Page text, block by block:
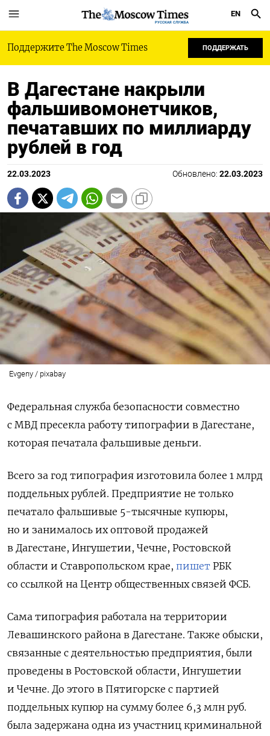
РУССКАЯ СЛУЖБА
EN
Поддержите The Moscow Times ПОДДЕРЖАТЬ
В Дагестане накрыли
фальшивомонетчиков,
печатавших по миллиарду
рублей в год
22.03.2023 Обновлено: 22.03.2023
Evgeny / pixabay
Федеральная служба безопасности совместно
с МВД пресекла работу типографии в Дагестане,
которая печатала фальшивые деньги.
Всего за год типография изготовила более 1 млрд
поддельных рублей. Предприятие не только
печатало фальшивые 5-тысячные купюры,
но и занималось их оптовой продажей
в Дагестане, Ингушетии, Чечне, Ростовской
области и Ставропольском крае, пишет РБК
со ссылкой на Центр общественных связей ФСБ.
Сама типография работала на территории
Левашинского района в Дагестане. Также обыски,
связанные с деятельностью предприятия, были
проведены в Ростовской области, Ингушетии
и Чечне. До этого в Пятигорске с партией
поддельных купюр на сумму более 6,3 млн руб.
была задержана одна из участниц криминальной